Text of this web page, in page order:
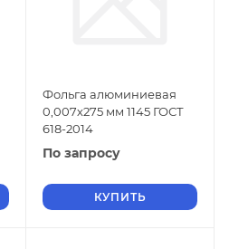
Фольга алюминиевая
0,007х275 мм 1145 ГОСТ
618-2014
По запросу
КУПИТЬ